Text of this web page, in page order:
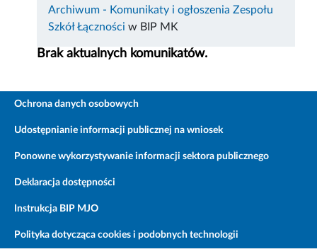
Archiwum - Komunikaty i ogłoszenia Zespołu
Szkół Łączności w BIP MK
Brak aktualnych komunikatów.
Ochrona danych osobowych
Udostępnianie informacji publicznej na wniosek
Ponowne wykorzystywanie informacji sektora publicznego
Deklaracja dostępności
Instrukcja BIP MJO
Polityka dotycząca cookies i podobnych technologii